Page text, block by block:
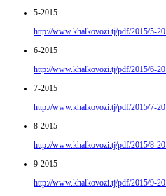
5-2015
http://www.khalkovozi.tj/pdf/2015/5-
6-2015
http://www.khalkovozi.tj/pdf/2015/6-
7-2015
http://www.khalkovozi.tj/pdf/2015/7-
8-2015
http://www.khalkovozi.tj/pdf/2015/8-
9-2015
http://www.khalkovozi.tj/pdf/2015/9-